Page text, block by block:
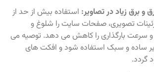
و برق زیاد در تصاویر: استفاده بیش از حد از
تصویری، صفحات سایت را شلوغ و
سرعت بارگذاری را کاهش می‌ دهد. توصیه می‌
ساده و سبک استفاده شود و افکت‌ های
گردد.